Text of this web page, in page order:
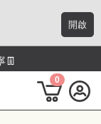
開啟
色
👖
... 0